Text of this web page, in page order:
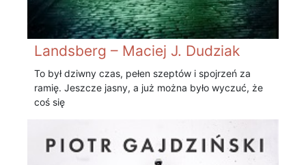
Landsberg – Maciej J. Dudziak
To był dziwny czas, pełen szeptów i spojrzeń za
ramię. Jeszcze jasny, a już można było wyczuć, że
coś się